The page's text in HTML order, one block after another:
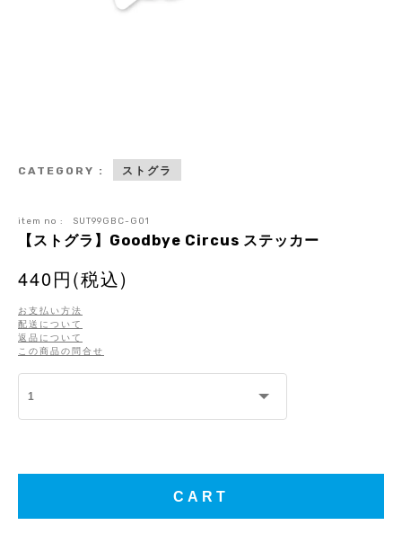
CATEGORY : ストグラ
item no : SUT99GBC-G01
【ストグラ】Goodbye Circus ステッカー
440円(税込)
お支払い方法
配送について
返品について
この商品の問合せ